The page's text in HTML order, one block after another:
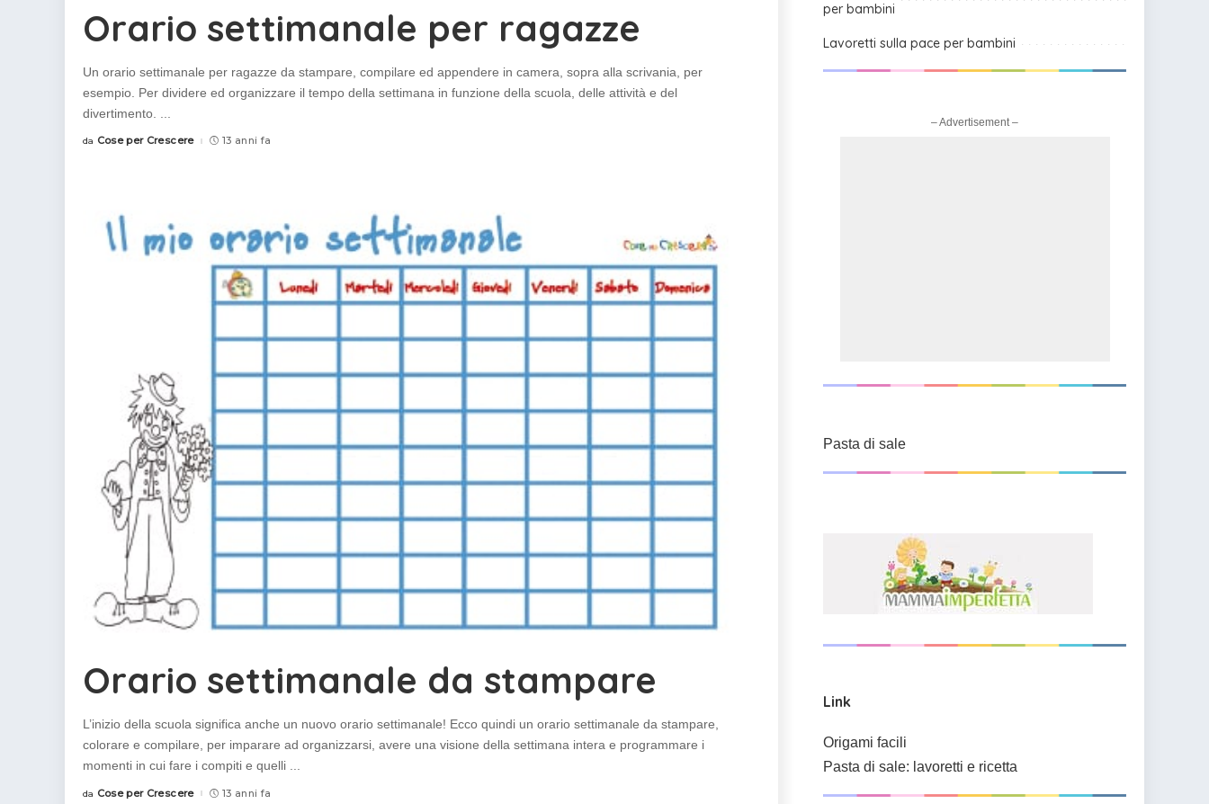
Orario settimanale per ragazze
Un orario settimanale per ragazze da stampare, compilare ed appendere in camera, sopra alla scrivania, per
esempio. Per dividere ed organizzare il tempo della settimana in funzione della scuola, delle attività e del
divertimento.
Posted
da Cose per Crescere 13 anni fa
Orario settimanale da stampare
L’inizio della scuola significa anche un nuovo orario settimanale! Ecco quindi un orario settimanale da stampare,
colorare e compilare, per imparare ad organizzarsi, avere una visione della settimana intera e programmare i
momenti in cui fare i compiti e quelli ...
Posted
da Cose per Crescere 13 anni fa
per bambini
Lavoretti sulla pace per bambini
– Advertisement –
Pasta di sale
Link
Origami facili
Pasta di sale: lavoretti e ricetta